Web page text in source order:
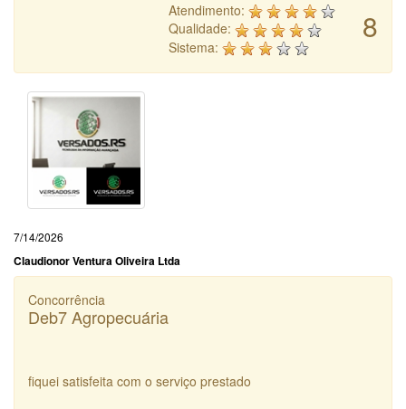
8
Atendimento:
Qualidade:
Sistema:
7/14/2026
Claudionor Ventura Oliveira Ltda
Concorrência
Deb7 Agropecuária
fiquei satisfeita com o serviço prestado